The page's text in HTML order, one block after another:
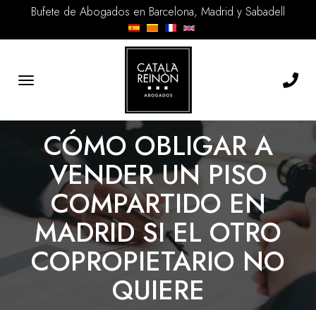
Bufete de Abogados en Barcelona, Madrid y Sabadell
Toggle
CÓMO OBLIGAR A
VENDER UN PISO
COMPARTIDO EN
MADRID SI EL OTRO
COPROPIETARIO NO
QUIERE